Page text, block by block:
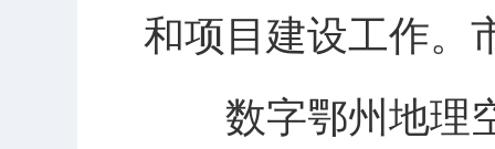
和项目建设工作。
数字鄂州地理空